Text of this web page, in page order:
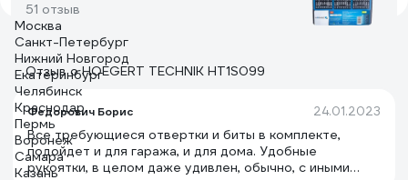
51 отзыв
Отзыв о HOEGERT TECHNIK HT1S099
Федорович Борис 24.01.2023
Все требующиеся отвертки и биты в комплекте,
подойдет и для гаража, и для дома. Удобные
рукоятки, в целом даже удивлен, обычно, с иными
Москва
Санкт-Петербург
Нижний Новгород
Екатеринбург
Челябинск
Краснодар
Пермь
Воронеж
Самара
Казань